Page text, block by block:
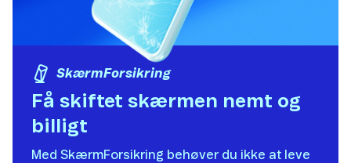
SkærmForsikring
Få skiftet skærmen nemt og
billigt​
Med SkærmForsikring behøver du ikke at leve